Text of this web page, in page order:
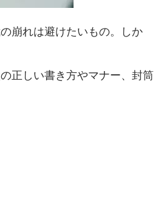
崩れは避けたいもの。しか
正しい書き方やマナー、封筒